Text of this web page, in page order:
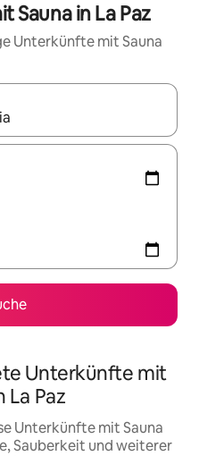
Sauna in La Paz
Unterkünfte mit Sauna
navigiere mit den
Unterkünfte mit
La Paz
Unterkünfte mit Sauna
Sauberkeit und weiterer